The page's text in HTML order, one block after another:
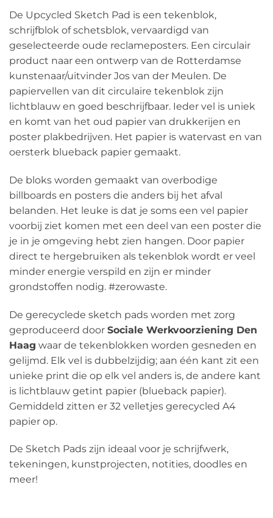
De Upcycled Sketch Pad is een tekenblok,
schrijfblok of schetsblok, vervaardigd van
geselecteerde oude reclameposters. Een circulair
product naar een ontwerp van de Rotterdamse
kunstenaar/uitvinder Jos van der Meulen. De
papiervellen van dit circulaire tekenblok zijn
lichtblauw en goed beschrijfbaar. Ieder vel is uniek
en komt van het oud papier van drukkerijen en
poster plakbedrijven. Het papier is watervast en van
oersterk blueback papier gemaakt.
De bloks worden gemaakt van overbodige
billboards en posters die anders bij het afval
belanden. Het leuke is dat je soms een vel papier
voorbij ziet komen met een deel van een poster die
je in je omgeving hebt zien hangen. Door papier
direct te hergebruiken als tekenblok wordt er veel
minder energie verspild en zijn er minder
grondstoffen nodig. #zerowaste.
De gerecyclede sketch pads worden met zorg
geproduceerd door Sociale Werkvoorziening Den
Haag waar de tekenblokken worden gesneden en
gelijmd. Elk vel is dubbelzijdig; aan één kant zit een
unieke print die op elk vel anders is, de andere kant
is lichtblauw getint papier (blueback papier).
Gemiddeld zitten er 32 velletjes gerecycled A4
papier op.
De Sketch Pads zijn ideaal voor je schrijfwerk,
tekeningen, kunstprojecten, notities, doodles en
meer!